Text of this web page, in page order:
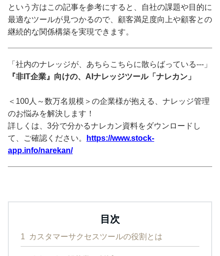
という方はこの記事を参考にすると、自社の課題や目的に
最適なツールが見つかるので、顧客満足度向上や顧客との
継続的な関係構築を実現できます。
「社内のナレッジが、あちらこちらに散らばっている---」
『非IT企業』向けの、AIナレッジツール「ナレカン」
＜100人～数万名規模＞の企業様が抱える、ナレッジ管理
のお悩みを解決します！
詳しくは、3分で分かるナレカン資料をダウンロードし
て、ご確認ください。
https://www.stock-
app.info/narekan/
目次
1 カスタマーサクセスツールの役割とは